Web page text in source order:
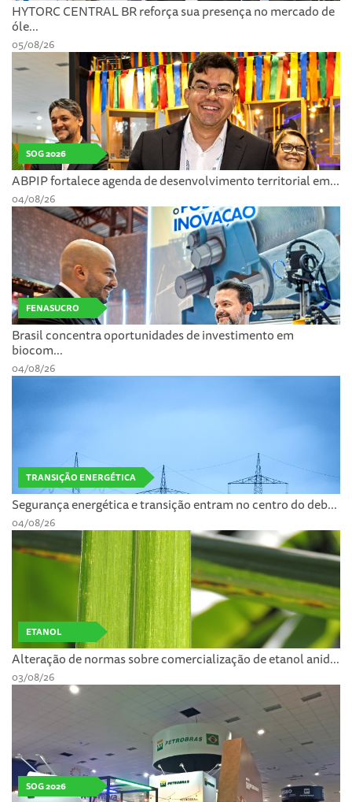
HYTORC CENTRAL BR reforça sua presença no mercado de
óle...
05/08/26
SOG 2026
ABPIP fortalece agenda de desenvolvimento territorial em...
04/08/26
FENASUCRO
Brasil concentra oportunidades de investimento em
biocom...
04/08/26
TRANSIÇÃO ENERGÉTICA
Segurança energética e transição entram no centro do deb...
04/08/26
ETANOL
Alteração de normas sobre comercialização de etanol anid...
03/08/26
SOG 2026